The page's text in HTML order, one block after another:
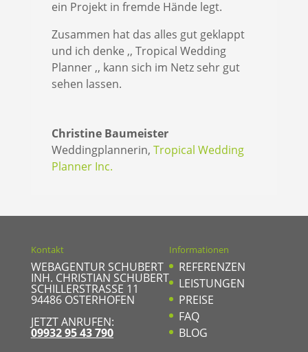
ein Projekt in fremde Hände legt.
Zusammen hat das alles gut geklappt
und ich denke ,, Tropical Wedding
Planner ,, kann sich im Netz sehr gut
sehen lassen.
Christine Baumeister
Weddingplannerin, Tropical Wedding
Planner Inc.
Kontakt
WEBAGENTUR SCHUBERT
INH. CHRISTIAN SCHUBERT
SCHILLERSTRASSE 11
94486OSTERHOFEN
JETZT ANRUFEN:
09932 95 43 790
Informationen
REFERENZEN
LEISTUNGEN
PREISE
FAQ
BLOG